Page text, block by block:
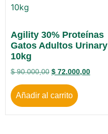
Agility 30% Proteínas
Gatos Adultos Urinary
10kg
$90.000,00 $ 72.000,00
Añadir al carrito